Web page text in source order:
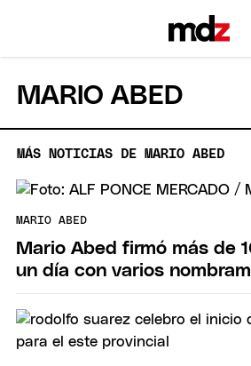
MARIO ABED
MÁS NOTICIAS DE MARIO ABED
MARIO ABED
Mario Abed firmó más de
un día con varios